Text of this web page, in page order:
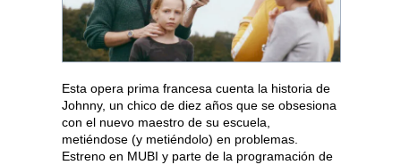
Esta opera prima francesa cuenta la historia de
Johnny, un chico de diez años que se obsesiona
con el nuevo maestro de su escuela,
metiéndose (y metiéndolo) en problemas.
Estreno en MUBI y parte de la programación de